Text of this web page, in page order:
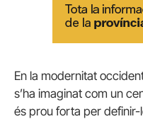
En la modernitat
s’ha imaginat com un
és prou forta per